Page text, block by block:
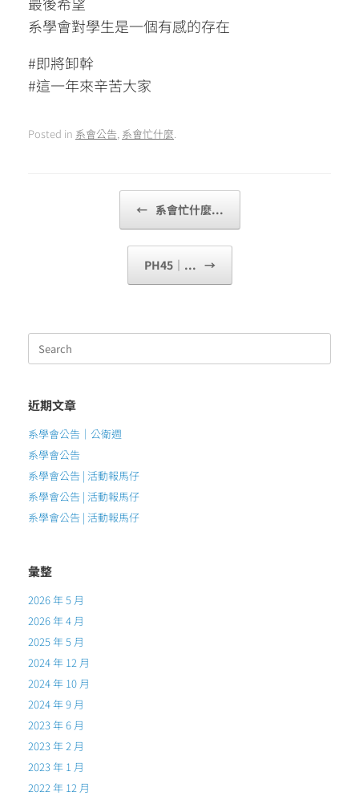
系學會對學生是一個有感的存在
#即將卸幹
#這一年來辛苦大家
Posted in 系會公告, 系會忙什麼.
← 系會忙什麼...
PH45｜... →
Search
for:
近期文章
系學會公告｜公衛週
系學會公告
系學會公告 | 活動報馬仔
系學會公告 | 活動報馬仔
系學會公告 | 活動報馬仔
彙整
2026 年 5 月
2026 年 4 月
2025 年 5 月
2024 年 12 月
2024 年 10 月
2024 年 9 月
2023 年 6 月
2023 年 2 月
2023 年 1 月
2022 年 12 月